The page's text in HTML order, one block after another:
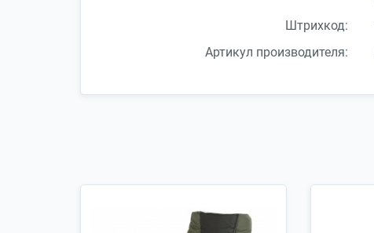
Штрихкод:
Артикул производителя: